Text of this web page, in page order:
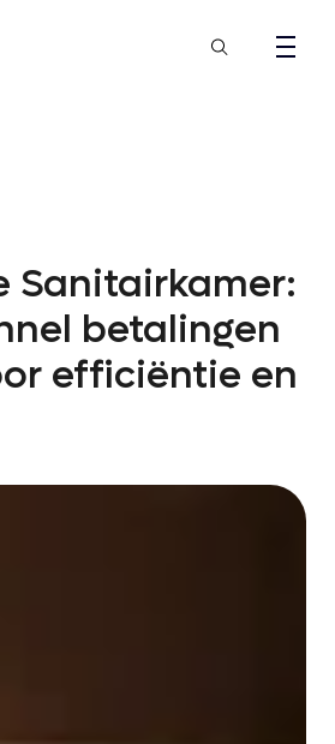
Sanitairkamer:
betalingen
efficiëntie en